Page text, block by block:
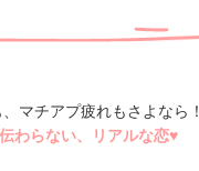
マチアプ疲れもさよなら！
わらない、リアルな恋♥